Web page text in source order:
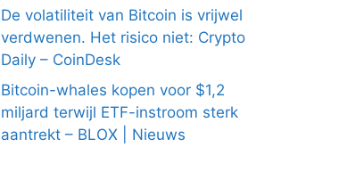
De volatiliteit van Bitcoin is vrijwel
verdwenen. Het risico niet: Crypto
Daily – CoinDesk
Bitcoin-whales kopen voor $1,2
miljard terwijl ETF-instroom sterk
aantrekt – BLOX | Nieuws